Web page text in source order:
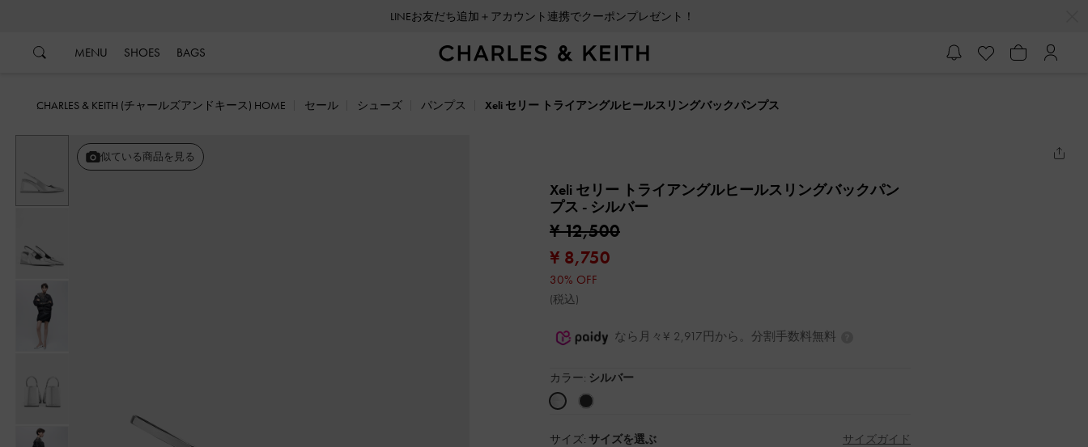
LINEお友だち追加＋アカウント連携でクーポンプレゼント！
MENU SHOES BAGS
CHARLES & KEITH (チャールズアンドキース) HOME セール シューズ パンプス Xeli セリー トライアングルヒールスリングバックパンプス
似ている商品を見る
Xeli セリー トライアングルヒールスリングバックパン
プス - シルバー
¥ 12,500
¥ 8,750
30% OFF
(税込)
なら月々¥ 2,917円から。分割手数料無料
カラー: シルバー
サイズ: サイズを選ぶ サイズガイド